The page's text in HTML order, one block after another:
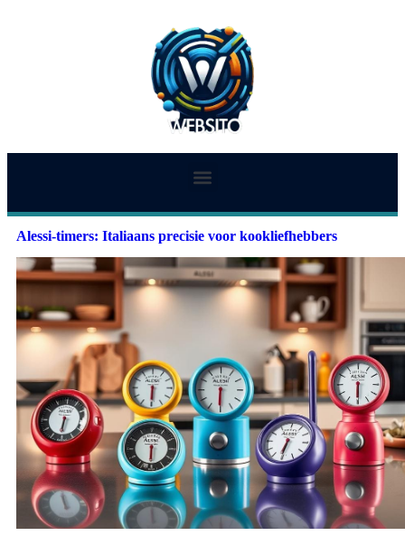
Alessi-timers: Italiaans precisie voor kookliefhebbers